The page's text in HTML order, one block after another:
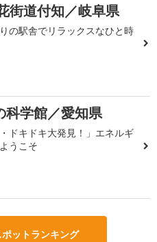
街道付知／岐阜県
の駅舎でリラックスなひと時
科学館／愛知県
・ドキドキ大発見！」エネルギ
うこそ
ットランキング